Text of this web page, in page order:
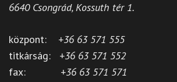
6640 Csongrád, Kossuth tér 1.
központ: +36 63 571 555
titkárság: +36 63 571 552
fax: +36 63 571 571